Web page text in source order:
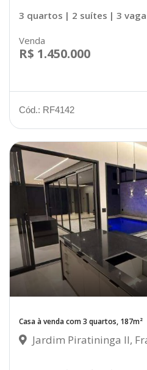
3 quartos | 2 suítes | 3
Venda
R$ 1.450.000
Cód.: RF4142
Casa à venda com 3 quartos, 187m²
Jardim Piratininga II,